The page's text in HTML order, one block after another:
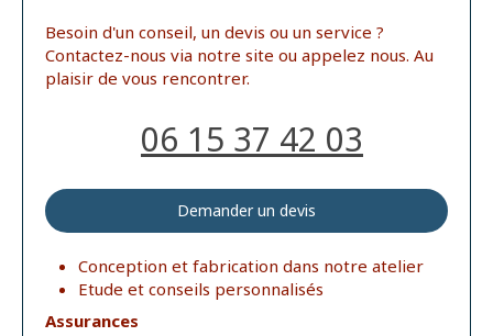
Besoin d'un conseil, un devis ou un service ?
Contactez-nous via notre site ou appelez nous. Au
plaisir de vous rencontrer.
06 15 37 42 03
Demander un devis
Conception et fabrication dans notre atelier
Etude et conseils personnalisés
Assurances